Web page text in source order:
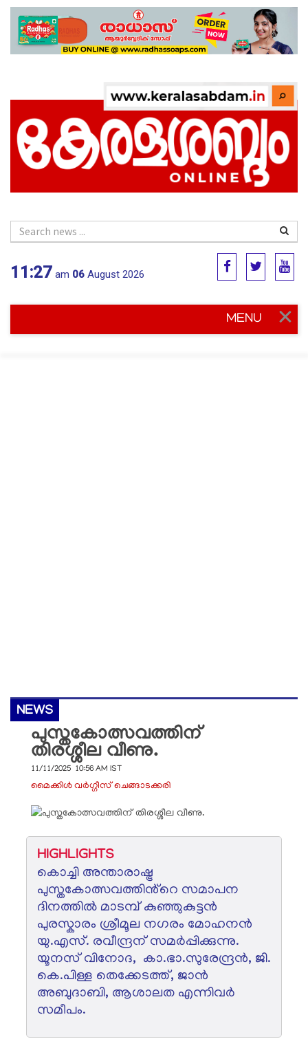
11:27 am 06 August 2026
MENU
NEWS
പുസ്തകോത്സവത്തിന്
തിരശ്ശീല വീണു.
11/11/2025 10:56 AM IST
മൈക്കിള്‍ വര്‍ഗ്ഗീസ് ചെങ്ങാടക്കരി
HIGHLIGHTS
കൊച്ചി അന്താരാഷ്ട്ര
പുസ്തകോത്സവത്തിൻ്റെ സമാപന
ദിനത്തിൽ മാടമ്പ് കുഞ്ഞുകുട്ടൻ
പുരസ്കാരം ശ്രീമൂല നഗരം മോഹനൻ
യു.എസ്. രവീന്ദ്രന് സമർപ്പിക്കുന്നു.
യൂനസ് വിനോദ, കാ.ഭാ.സുരേന്ദ്രൻ, ജി.
കെ.പിള്ള തെക്കേടത്ത്, ജാൻ
അബുദാബി, ആശാലത എന്നിവർ
സമീപം.